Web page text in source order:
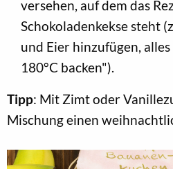
versehen, auf dem das
Schokoladenkekse steht
und Eier hinzufügen,
180°C backen").
Tipp: Mit Zimt oder
Mischung einen